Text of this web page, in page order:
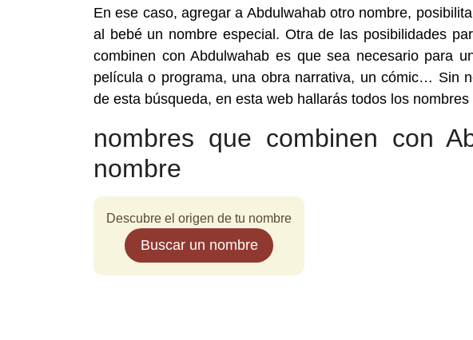
En ese caso, agregar a Abdulwahab otro nombre,
al bebé un nombre especial. Otra de las posibilidades
combinen con Abdulwahab es que sea necesario para
película o programa, una obra narrativa, un cómic… Sin
de esta búsqueda, en esta web hallarás todos los
nombres que combinen con
nombre
Descubre el origen de tu nombre
Buscar un nombre